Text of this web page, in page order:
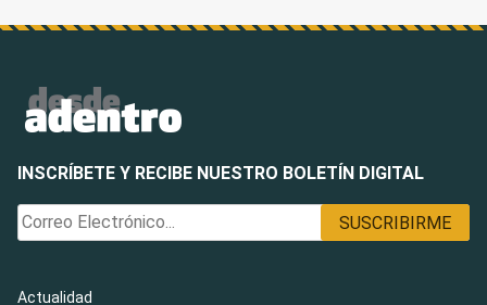
INSCRÍBETE Y RECIBE NUESTRO BOLETÍN DIGITAL
Actualidad